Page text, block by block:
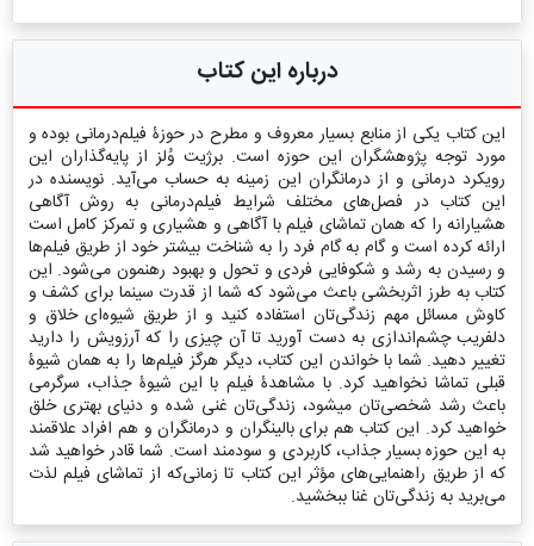
درباره این کتاب
این کتاب یکی از منابع بسیار معروف و مطرح در حوزۀ فیلم‌درمانی بوده و
مورد توجه پژوهشگران این حوزه است. برژیت وُلز از پایه‌گذاران این
رویکرد درمانی و از درمانگران این زمینه به حساب می‌آید. نویسنده در
این کتاب در فصل‌های مختلف شرایط فیلم‌درمانی به روش آگاهی
هشیارانه را که همان تماشای فیلم با آگاهی و هشیاری و تمرکز کامل است
ارائه کرده است و گام به گام فرد را به شناخت بیشتر خود از طریق فیلم‌ها
و رسیدن به رشد و شکوفایی فردی و تحول و بهبود رهنمون می‌شود. این
کتاب به طرز اثربخشی باعث می‌شود که شما از قدرت سینما برای کشف و
کاوش مسائل مهم زندگی‌تان استفاده کنید و از طریق شیوه‌ای خلاق و
دلفریب چشم‌اندازی به دست آورید تا آن چیزی را که آرزویش را دارید
تغییر دهید. شما با خواندن این کتاب، دیگر هرگز فیلم‌ها را به همان شیوۀ
قبلی تماشا نخواهید کرد. با مشاهدۀ فیلم با این شیوۀ جذاب، سرگرمی
باعث رشد شخصی‌تان میشود، زندگی‌تان غنی شده و دنیای بهتری خلق
خواهید کرد. این کتاب هم برای بالینگران و درمانگران و هم افراد علاقمند
به این حوزه بسیار جذاب، کاربردی و سودمند است. شما قادر خواهید شد
که از طریق راهنمایی‌های مؤثر این کتاب تا زمانی‌که از تماشای فیلم لذت
می‌برید به زندگی‌تان غنا ببخشید.